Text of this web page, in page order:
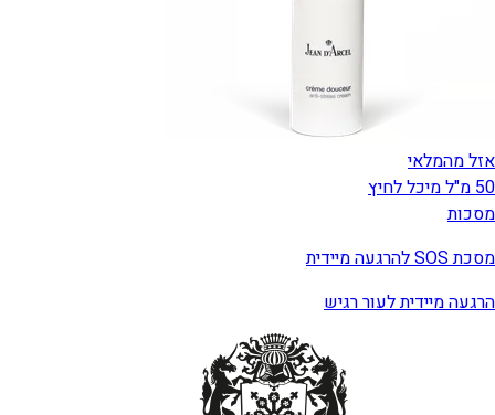
אזל מהמלאי
50 מ"ל מיכל לחיץ
מסכות
מסכת SOS להרגעה מיידית
הרגעה מיידית לעור רגיש